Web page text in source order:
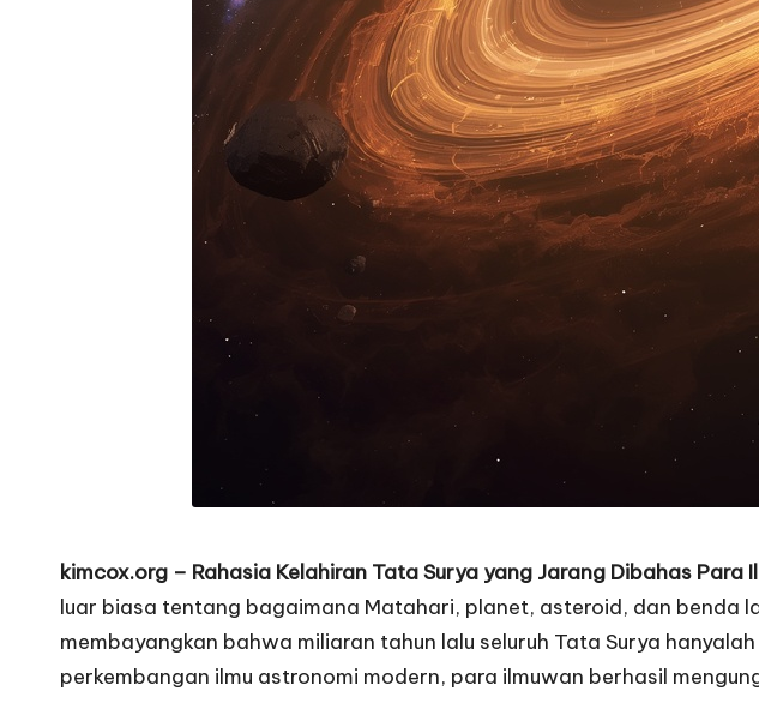
kimcox.org – Rahasia Kelahiran Tata Surya yang Jarang Dibahas Para
luar biasa tentang bagaimana Matahari, planet, asteroid, dan benda
membayangkan bahwa miliaran tahun lalu seluruh Tata Surya
perkembangan ilmu astronomi modern, para ilmuwan berhasil